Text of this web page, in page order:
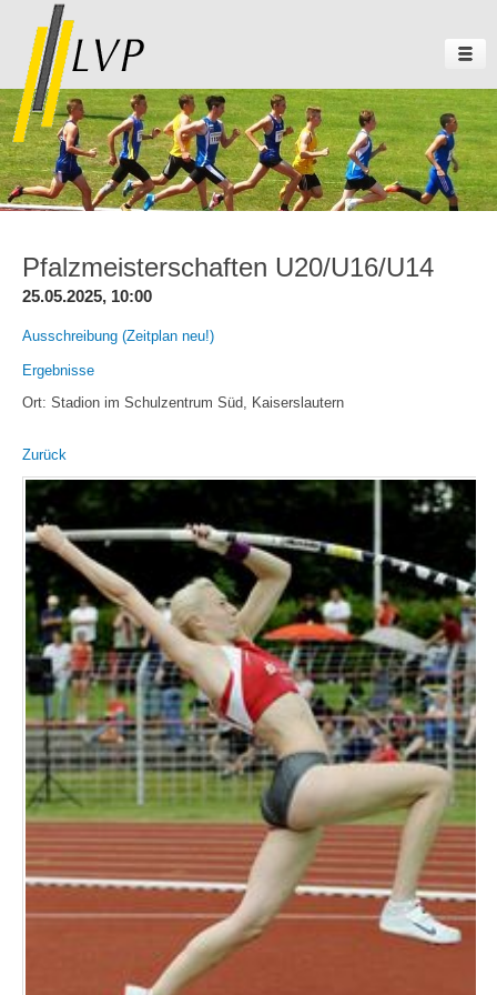
Pfalzmeisterschaften U20/U16/U14
25.05.2025, 10:00
Ausschreibung (Zeitplan neu!)
Ergebnisse
Ort: Stadion im Schulzentrum Süd, Kaiserslautern
Zurück